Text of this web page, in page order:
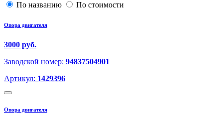
По названию
По стоимости
Опора двигателя
3000 руб.
Заводской номер: 94837504901
Артикул: 1429396
Опора двигателя